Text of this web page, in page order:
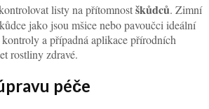
listy na přítomnostškůdců. Zimní
jako jsou mšice nebo pavoučci ideální
a případná aplikace přírodních
rostliny zdravé.
péče